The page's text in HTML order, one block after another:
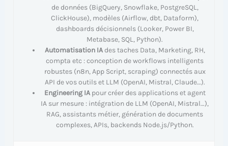
de données (BigQuery, Snowflake, PostgreSQL,
ClickHouse), modèles (Airflow, dbt, Dataform),
dashboards décisionnels (Looker, Power BI,
Metabase, SQL, Python).
Automatisation IAdes taches Data, Marketing, RH,
compta etc : conception de workflows intelligents
robustes (n8n, App Script, scraping) connectés aux
API de vos outils et LLM (OpenAI, Mistral, Claude…).
Engineering IApour créer des applications et agent
IA sur mesure : intégration de LLM (OpenAI, Mistral…),
RAG, assistants métier, génération de documents
complexes, APIs, backends Node.js/Python.